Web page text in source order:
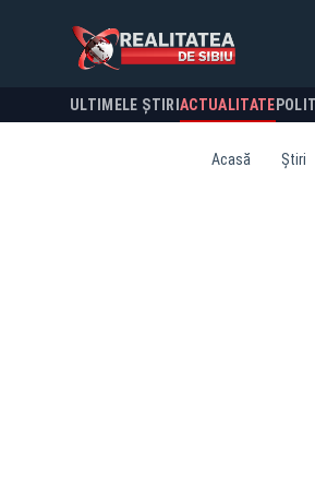
ULTIMELE ȘTIRI ACTUALITATE
Acasă Știri